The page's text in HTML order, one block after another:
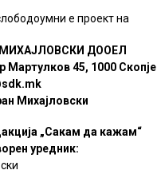
е проект на
МИХАЈЛОВСКИ ДООЕЛ
Мартулков 45, 1000 Скопје
Михајловски
„Сакам да кажам“
уредник: